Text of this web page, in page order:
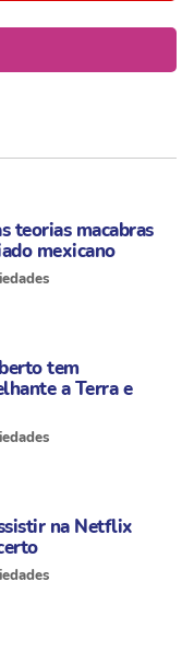
teorias macabras
mexicano
tem
a Terra e
na Netflix